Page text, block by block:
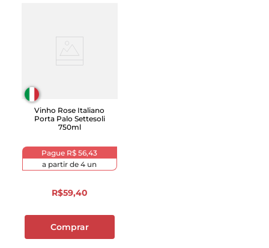
Vinho Rose Italiano
Porta Palo Settesoli
750ml
Pague R$ 56,43
a partir de 4 un
R$59,40
Comprar